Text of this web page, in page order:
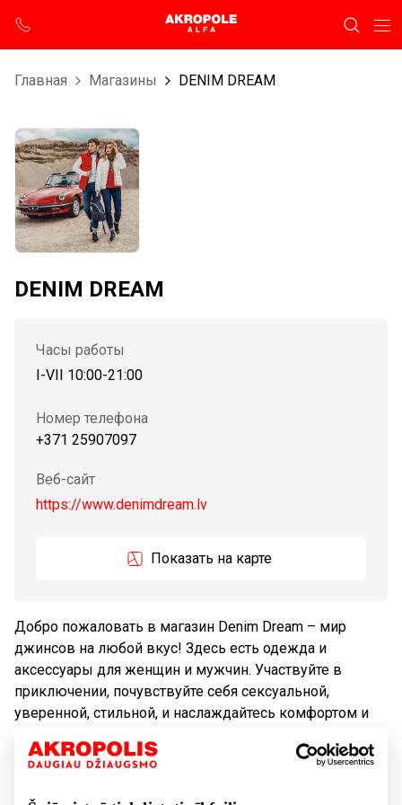
Главная Магазины DENIM DREAM
DENIM DREAM
Часы работы
I-VII 10:00-21:00
Номер телефона
+371 25907097
Веб-сайт
https://www.denimdream.lv
Показать на карте
Добро пожаловать в магазин Denim Dream – мир
джинсов на любой вкус! Здесь есть одежда и
аксессуары для женщин и мужчин. Участвуйте в
приключении, почувствуйте себя сексуальной,
уверенной, стильной, и наслаждайтесь комфортом и
Tommy Hilfiger, Calvin Klein, Pepe Jeans, Tom Tailor.